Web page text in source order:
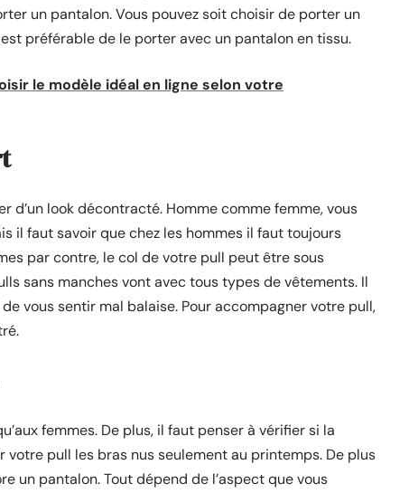
un pantalon. Vous pouvez soit choisir de porter un
préférable de le porter avec un pantalon en tissu.
le modèle idéal en ligne selon votre
d’un look décontracté. Homme comme femme, vous
il faut savoir que chez les hommes il faut toujours
par contre, le col de votre pull peut être sous
sans manches vont avec tous types de vêtements. Il
vous sentir mal balaise. Pour accompagner votre pull,
femmes. De plus, il faut penser à vérifier si la
pull les bras nus seulement au printemps. De plus
un pantalon. Tout dépend de l’aspect que vous